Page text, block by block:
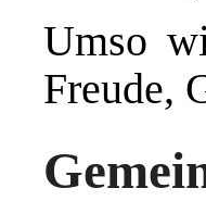
Umso
Freude,